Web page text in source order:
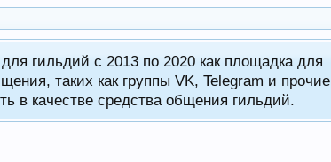
гильдий с 2013 по 2020 как площадка для
таких как группы VK, Telegram и прочие
в качестве средства общения гильдий.